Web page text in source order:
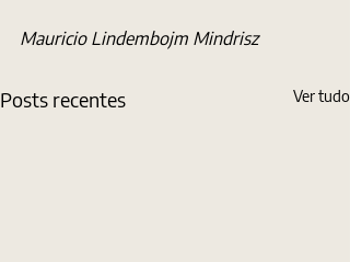
Mauricio Lindembojm Mindrisz
Posts recentes Ver tudo